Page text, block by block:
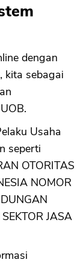
dengan
kita sebagai
Usaha
seperti
OTORITAS
NOMOR
JASA